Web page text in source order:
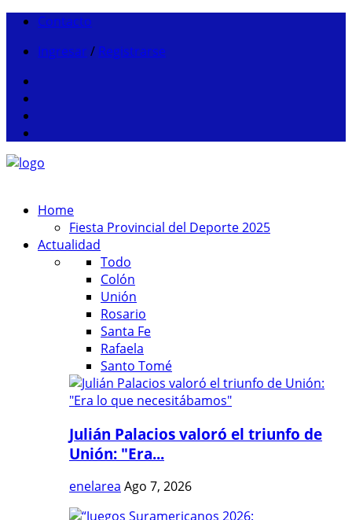
Contacto
Ingresar / Registrarse
Home
Fiesta Provincial del Deporte 2025
Actualidad
Todo
Colón
Unión
Rosario
Santa Fe
Rafaela
Santo Tomé
Julián Palacios valoró el triunfo de
Unión: "Era...
enelarea Ago 7, 2026